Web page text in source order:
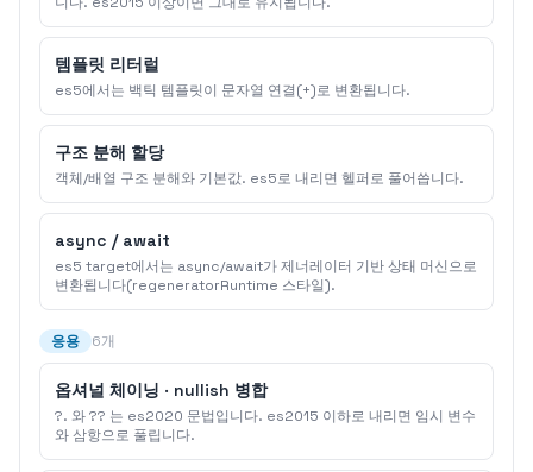
템플릿 리터럴
es5에서는 백틱 템플릿이 문자열 연결(+)로 변환됩니다.
구조 분해 할당
객체/배열 구조 분해와 기본값. es5로 내리면 헬퍼로 풀어씁니다.
async / await
es5 target에서는 async/await가 제너레이터 기반 상태 머신으로
변환됩니다(regeneratorRuntime 스타일).
응용 6개
옵셔널 체이닝 · nullish 병합
?. 와 ?? 는 es2020 문법입니다. es2015 이하로 내리면 임시 변수
와 삼항으로 풀립니다.